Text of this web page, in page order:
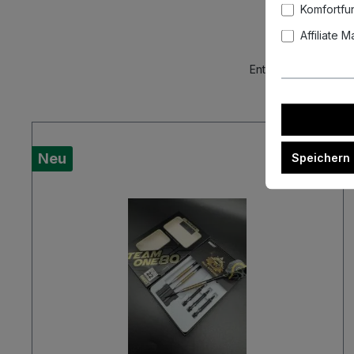
Entdecke unsere
Neu
Affiliate
Speichern